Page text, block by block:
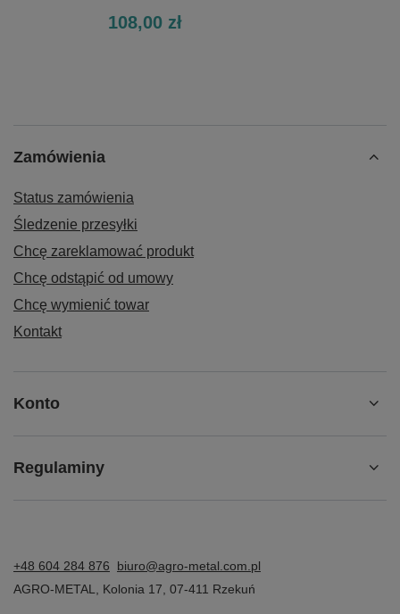
108,00 zł
Zamówienia
Status zamówienia
Śledzenie przesyłki
Chcę zareklamować produkt
Chcę odstąpić od umowy
Chcę wymienić towar
Kontakt
Konto
Regulaminy
+48 604 284 876
biuro@agro-metal.com.pl
AGRO-METAL
Kolonia 17 07-411 Rzekuń